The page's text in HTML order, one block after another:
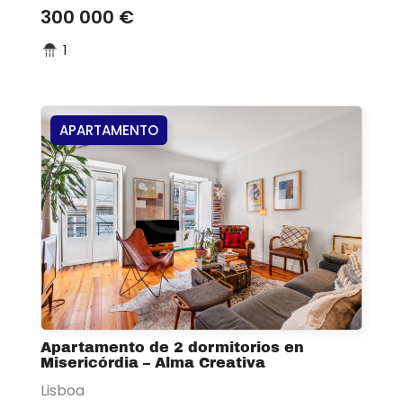
300 000 €
1
APARTAMENTO
Apartamento de 2 dormitorios en
Misericórdia – Alma Creativa
Lisboa